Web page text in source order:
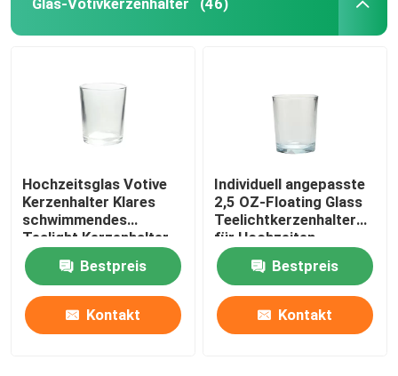
(46)
Hochzeitsglas Votive
Kerzenhalter Klares
schwimmendes
Tealight Kerzenhalter
Bestpreis
Kontakt
Individuell angepasste
2,5 OZ-Floating Glass
Teelichtkerzenhalter
für Hochzeiten
Bestpreis
Kontakt